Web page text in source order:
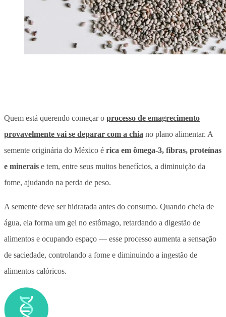
Quem está querendo começar o processo de emagrecimento
provavelmente vai se deparar com a chia no plano alimentar. A
semente originária do México é rica em ômega-3, fibras, proteínas
e minerais e tem, entre seus muitos benefícios, a diminuição da
fome, ajudando na perda de peso.
A semente deve ser hidratada antes do consumo. Quando cheia de
água, ela forma um gel no estômago, retardando a digestão de
alimentos e ocupando espaço — esse processo aumenta a sensação
de saciedade, controlando a fome e diminuindo a ingestão de
alimentos calóricos.